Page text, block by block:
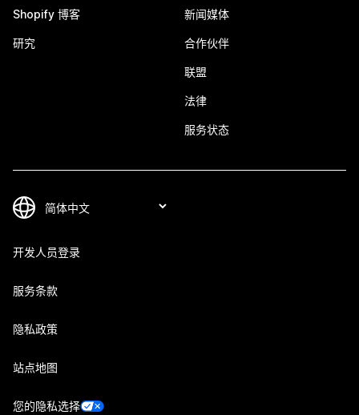
Shopify 博客
研究
新闻媒体
合作伙伴
联盟
法律
服务状态
开发人员登录
服务条款
隐私政策
站点地图
您的隐私选择